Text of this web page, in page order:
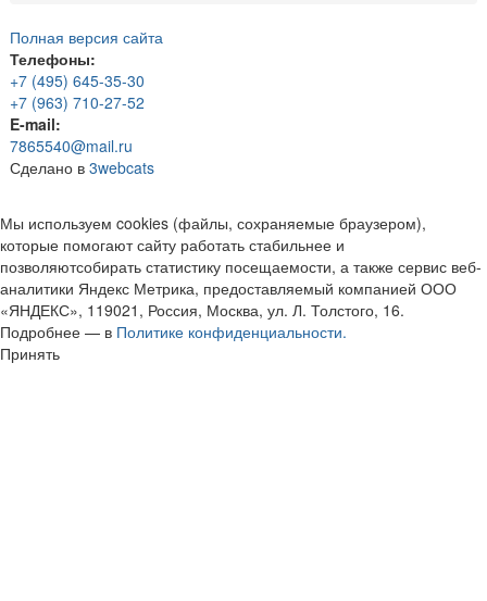
Полная версия сайта
Телефоны:
+7 (495) 645-35-30
+7 (963) 710-27-52
E-mail:
7865540@mail.ru
Сделано в 3webcats
Мы используем cookies (файлы, сохраняемые браузером),
которые помогают сайту работать стабильнее и
позволяютсобирать статистику посещаемости, а также сервис веб-
аналитики Яндекс Метрика, предоставляемый компанией ООО
«ЯНДЕКС», 119021, Россия, Москва, ул. Л. Толстого, 16.
Подробнее — в Политике конфиденциальности.
Принять